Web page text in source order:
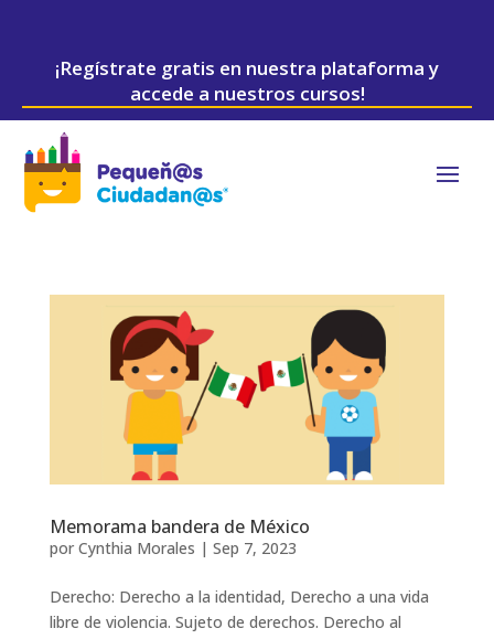
¡Regístrate gratis en nuestra plataforma y
accede a nuestros cursos!
Memorama bandera de México
por Cynthia Morales | Sep 7, 2023
Derecho: Derecho a la identidad, Derecho a una vida
libre de violencia. Sujeto de derechos. Derecho al